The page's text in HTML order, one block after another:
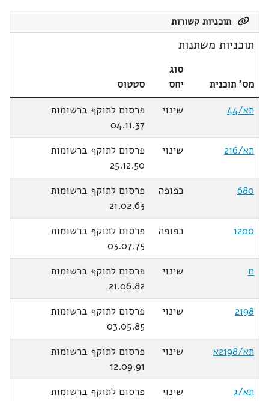
תוכניות קשורות
תוכניות משתנות
מס' תוכנית
סוג
יחס
סטטוס
תא/44
שינוי
פרסום לתוקף ברשומות
04.11.37
תא/216
שינוי
פרסום לתוקף ברשומות
25.12.50
680
כפופה
פרסום לתוקף ברשומות
21.02.63
1200
כפופה
פרסום לתוקף ברשומות
03.07.75
מ
שינוי
פרסום לתוקף ברשומות
21.06.82
2198
שינוי
פרסום לתוקף ברשומות
03.05.85
תא/2198א
שינוי
פרסום לתוקף ברשומות
12.09.91
תא/ג
שינוי
פרסום לתוקף ברשומות